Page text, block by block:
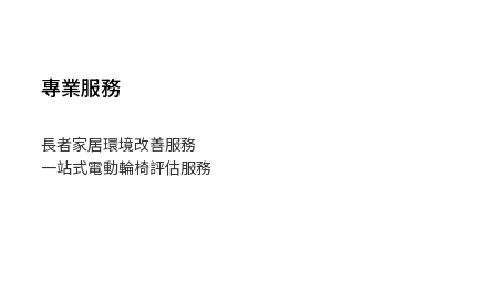
專業服務
長者家居環境改善服務
一站式電動輪椅評估服務